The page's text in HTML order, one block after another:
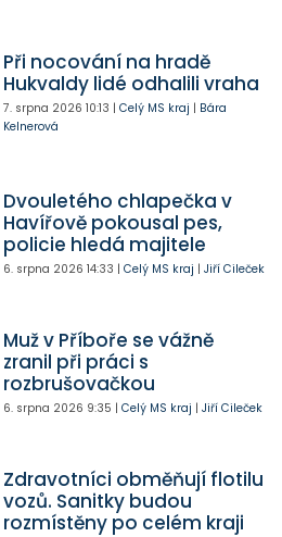
Při nocování na hradě
Hukvaldy lidé odhalili vraha
7. srpna 2026 10:13 | Celý MS kraj | Bára
Kelnerová
Dvouletého chlapečka v
Havířově pokousal pes,
policie hledá majitele
6. srpna 2026 14:33 | Celý MS kraj | Jiří Cileček
Muž v Příboře se vážně
zranil při práci s
rozbrušovačkou
6. srpna 2026 9:35 | Celý MS kraj | Jiří Cileček
Zdravotníci obměňují flotilu
vozů. Sanitky budou
rozmístěny po celém kraji